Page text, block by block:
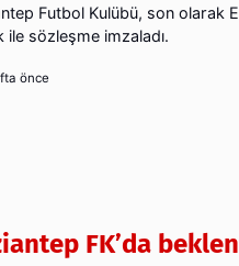
Futbol Kulübü, son olarak
ile sözleşme imzaladı.
önce
FK’da